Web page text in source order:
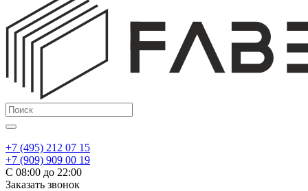
+7 (495) 212 07 15
+7 (909) 909 00 19
С 08:00 до 22:00
Заказать звонок